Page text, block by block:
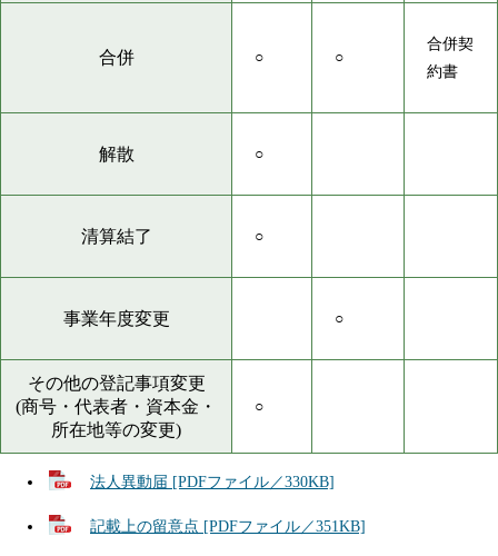
合併 ○ ○
合併契
約書
解散 ○
清算結了 ○
事業年度変更 ○
その他の登記事項変更
(商号・代表者・資本金・
所在地等の変更)
○
法人異動届 [PDFファイル／330KB]
記載上の留意点 [PDFファイル／351KB]